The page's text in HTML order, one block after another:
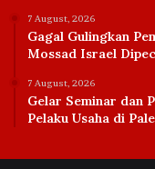
7 August, 2026
Gagal Gulingkan
Mossad Israel
7 August, 2026
Gelar Seminar dan
Pelaku Usaha di